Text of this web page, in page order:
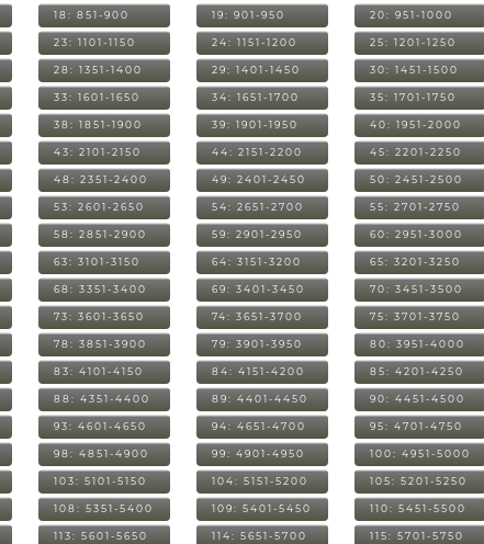
18: 851-900 19: 901-950 20: 951-1000
23: 1101-1150 24: 1151-1200 25: 1201-1250
28: 1351-1400 29: 1401-1450 30: 1451-1500
33: 1601-1650 34: 1651-1700 35: 1701-1750
38: 1851-1900 39: 1901-1950 40: 1951-2000
43: 2101-2150 44: 2151-2200 45: 2201-2250
48: 2351-2400 49: 2401-2450 50: 2451-2500
53: 2601-2650 54: 2651-2700 55: 2701-2750
58: 2851-2900 59: 2901-2950 60: 2951-3000
63: 3101-3150 64: 3151-3200 65: 3201-3250
68: 3351-3400 69: 3401-3450 70: 3451-3500
73: 3601-3650 74: 3651-3700 75: 3701-3750
78: 3851-3900 79: 3901-3950 80: 3951-4000
83: 4101-4150 84: 4151-4200 85: 4201-4250
88: 4351-4400 89: 4401-4450 90: 4451-4500
93: 4601-4650 94: 4651-4700 95: 4701-4750
98: 4851-4900 99: 4901-4950 100: 4951-5000
103: 5101-5150 104: 5151-5200 105: 5201-5250
108: 5351-5400 109: 5401-5450 110: 5451-5500
113: 5601-5650 114: 5651-5700 115: 5701-5750